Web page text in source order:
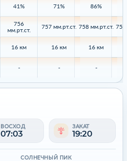
41%
756
мм.рт.ст.
16 км
-
71%
757 мм.рт.ст.
16 км
-
86%
758 мм.рт.ст.
16 км
-
758
ВОСХОД
07:03
ЗАКАТ
19:20
СОЛНЕЧНЫЙ ПИК